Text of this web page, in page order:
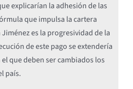
explicarían la adhesión de las
que impulsa la cartera
es la progresividad de la
de este pago se extendería
que deben ser cambiados los
país.